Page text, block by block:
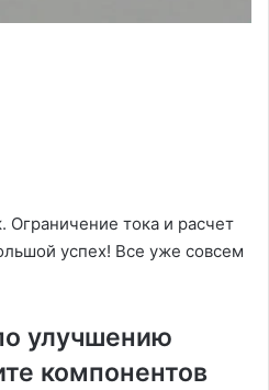
тока и расчет
успех! Все уже совсем
улучшению
компонентов